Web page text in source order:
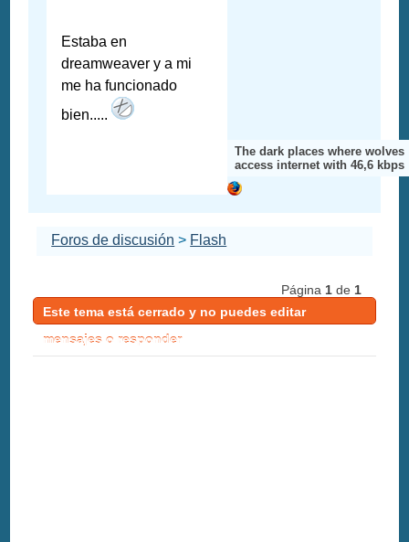
Estaba en
dreamweaver y a mi
me ha funcionado
bien.....
The dark places where wolves
access internet with 46,6 kbps
Foros de discusión > Flash
Página 1de 1
Este tema está cerrado y no puedes editar
mensajes o responder